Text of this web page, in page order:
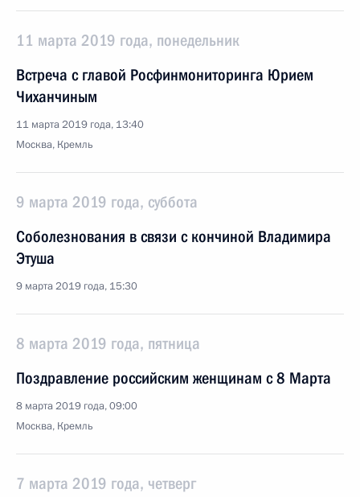
11 марта 2019 года, понедельник
Встреча с главой Росфинмониторинга Юрием
Чиханчиным
11 марта 2019 года, 13:40
Москва, Кремль
9 марта 2019 года, суббота
Соболезнования в связи с кончиной Владимира
Этуша
9 марта 2019 года, 15:30
8 марта 2019 года, пятница
Поздравление российским женщинам с 8 Марта
8 марта 2019 года, 09:00
Москва, Кремль
7 марта 2019 года, четверг